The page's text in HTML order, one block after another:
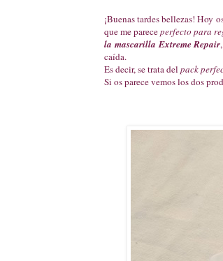
¡Buenas tardes bellezas! Hoy
que me pareceperfecto para
la mascarilla Extreme Repair
caída.
Es decir, se trata del pack
Si os parece vemos los dos